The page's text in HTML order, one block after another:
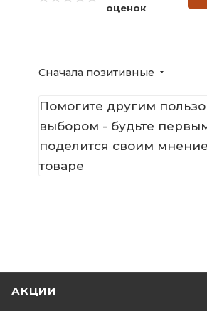
оценок
Сначала позитивные
Помогите другим
выбором - будьте
поделится своим
товаре
АКЦИИ